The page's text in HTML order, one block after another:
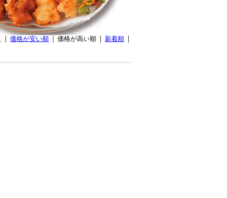
価格が安い順 価格が高い順 新着順